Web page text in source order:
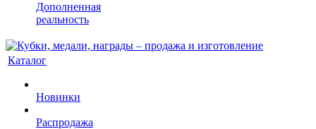
Дополненная
реальность
Каталог
Новинки
Распродажа